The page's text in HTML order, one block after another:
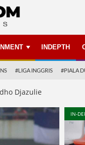
INDEPTH
#LIGA INGGRIS #PIALA
Djazulie
IN-